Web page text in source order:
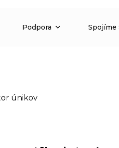
Podpora Spojíme
únikov